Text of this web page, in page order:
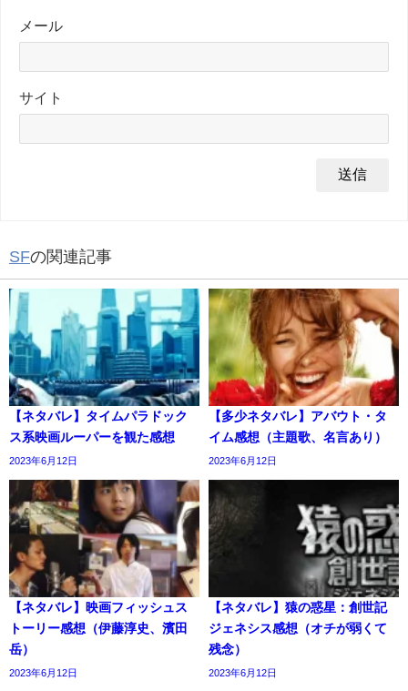
メール
サイト
SFの関連記事
【ネタバレ】タイムパラドック
ス系映画ルーパーを観た感想
2023年6月12日
【多少ネタバレ】アバウト・タ
イム感想（主題歌、名言あり）
2023年6月12日
【ネタバレ】映画フィッシュス
トーリー感想（伊藤淳史、濱田
岳）
2023年6月12日
【ネタバレ】猿の惑星：創世記
ジェネシス感想（オチが弱くて
残念）
2023年6月12日